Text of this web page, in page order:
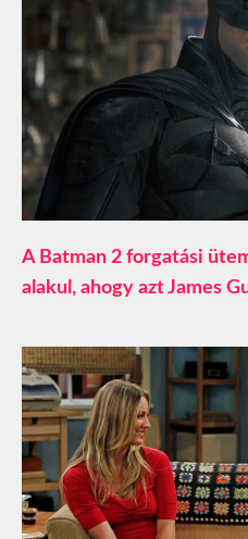
A Batman 2 forgatási
alakul, ahogy azt James